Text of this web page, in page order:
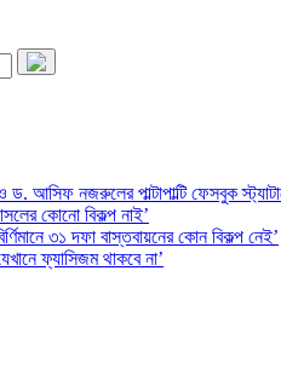
আসিফ নজরুলের পাল্টাপাল্টি ফেসবুক
কোনো বিকল্প নাই’
৩১ দফা বাস্তবায়নের কোন বিকল্প নেই’
ফ্যাসিজম থাকবে না’